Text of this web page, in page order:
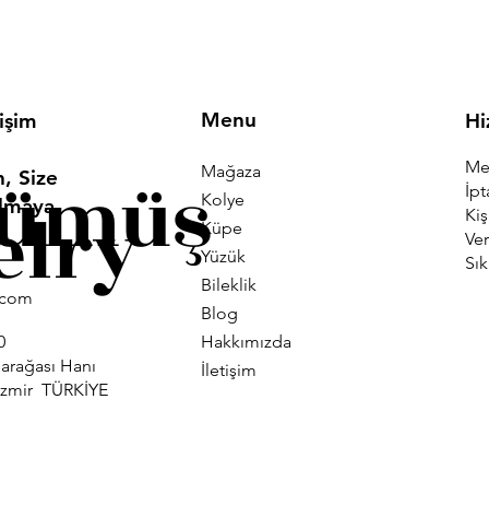
Size
Hanı
TÜRKİYE
Menu
Mağaza
Kolye
Küpe
Yüzük
Bileklik
Blog
Hakkımızda
İletişim